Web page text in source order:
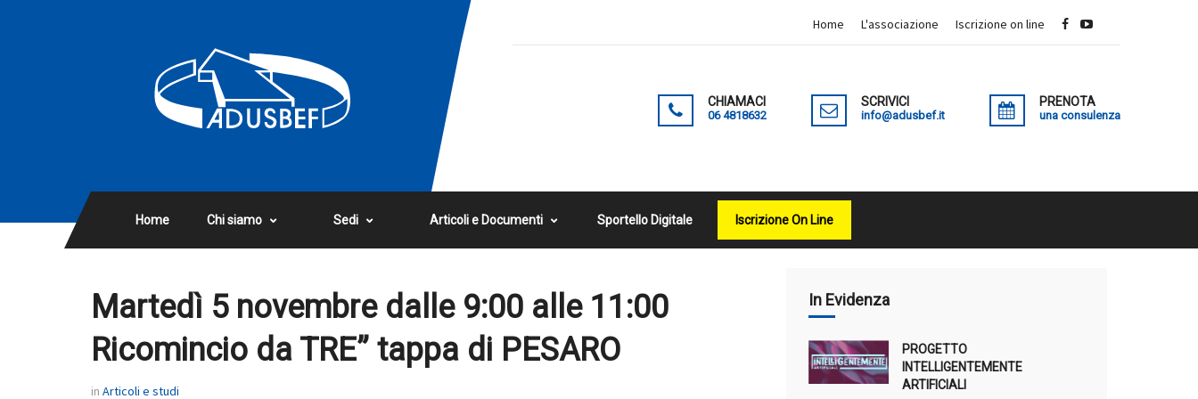
Home L'associazione Iscrizione on line
CHIAMACI
06 4818632
SCRIVICI
info@adusbef.it
PRENOTA
una consulenza
Home Chi siamo Sedi Articoli e Documenti Sportello Digitale Iscrizione On Line
X
Martedì 5 novembre dalle 9:00 alle 11:00
Ricomincio da TRE” tappa di PESARO
in Articoli e studi
In Evidenza
PROGETTO
INTELLIGENTEMENTE
ARTIFICIALI